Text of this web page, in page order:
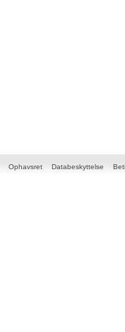
Ophavsret Databeskyttelse